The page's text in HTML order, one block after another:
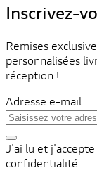
Inscrivez-
Remises
personnalisées
réception !
Adresse e-mail
J'ai lu et
confidentialité.